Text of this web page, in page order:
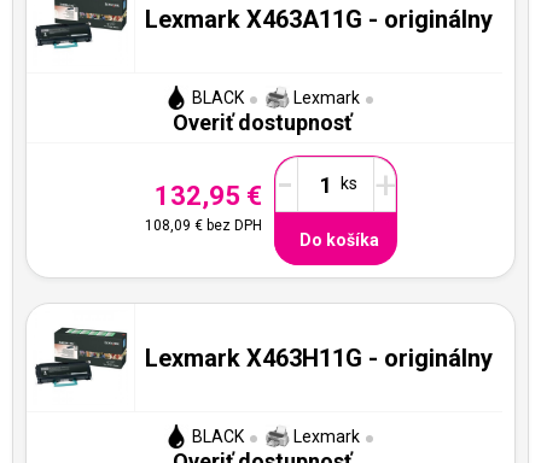
Lexmark X463A11G - originálny
BLACK Lexmark
Overiť dostupnosť
132,95 €
108,09 €bez DPH
- +
Do košíka
Lexmark X463H11G - originálny
BLACK Lexmark